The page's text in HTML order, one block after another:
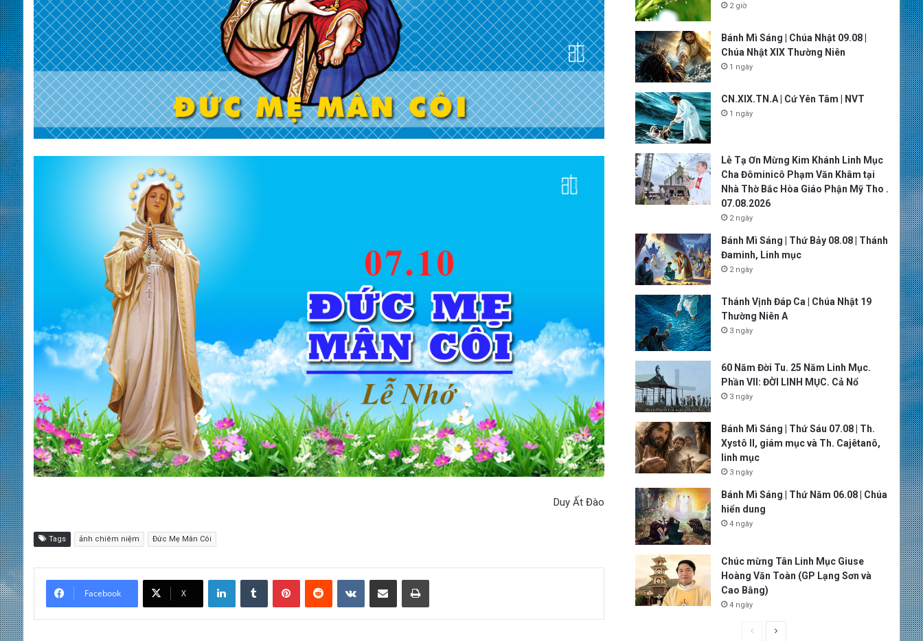
Duy Ất Đào
Tags ảnh chiêm niệm Đức Mẹ Mân Côi
Facebook X
LinkedIn Tumblr Pinterest Reddit VKontakte Share via Email Print
2 giờ
Bánh Mì Sáng | Chúa Nhật 09.08 |
Chúa Nhật XIX Thường Niên
1 ngày
CN.XIX.TN.A | Cứ Yên Tâm | NVT
1 ngày
Lễ Tạ Ơn Mừng Kim Khánh Linh Mục
Cha Đôminicô Phạm Văn Khâm tại
Nhà Thờ Bắc Hòa Giáo Phận Mỹ Tho .
07.08.2026
2 ngày
Bánh Mì Sáng | Thứ Bảy 08.08 | Thánh
Đaminh, Linh mục
2 ngày
Thánh Vịnh Đáp Ca | Chúa Nhật 19
Thường Niên A
3 ngày
60 Năm Đời Tu. 25 Năm Linh Mục.
Phần VII: ĐỜI LINH MỤC. Cả Nổ
3 ngày
Bánh Mì Sáng | Thứ Sáu 07.08 | Th.
Xystô II, giám mục và Th. Cajêtanô,
linh mục
3 ngày
Bánh Mì Sáng | Thứ Năm 06.08 | Chúa
hiển dung
4 ngày
Chúc mừng Tân Linh Mục Giuse
Hoàng Văn Toàn (GP Lạng Sơn và
Cao Bằng)
4 ngày